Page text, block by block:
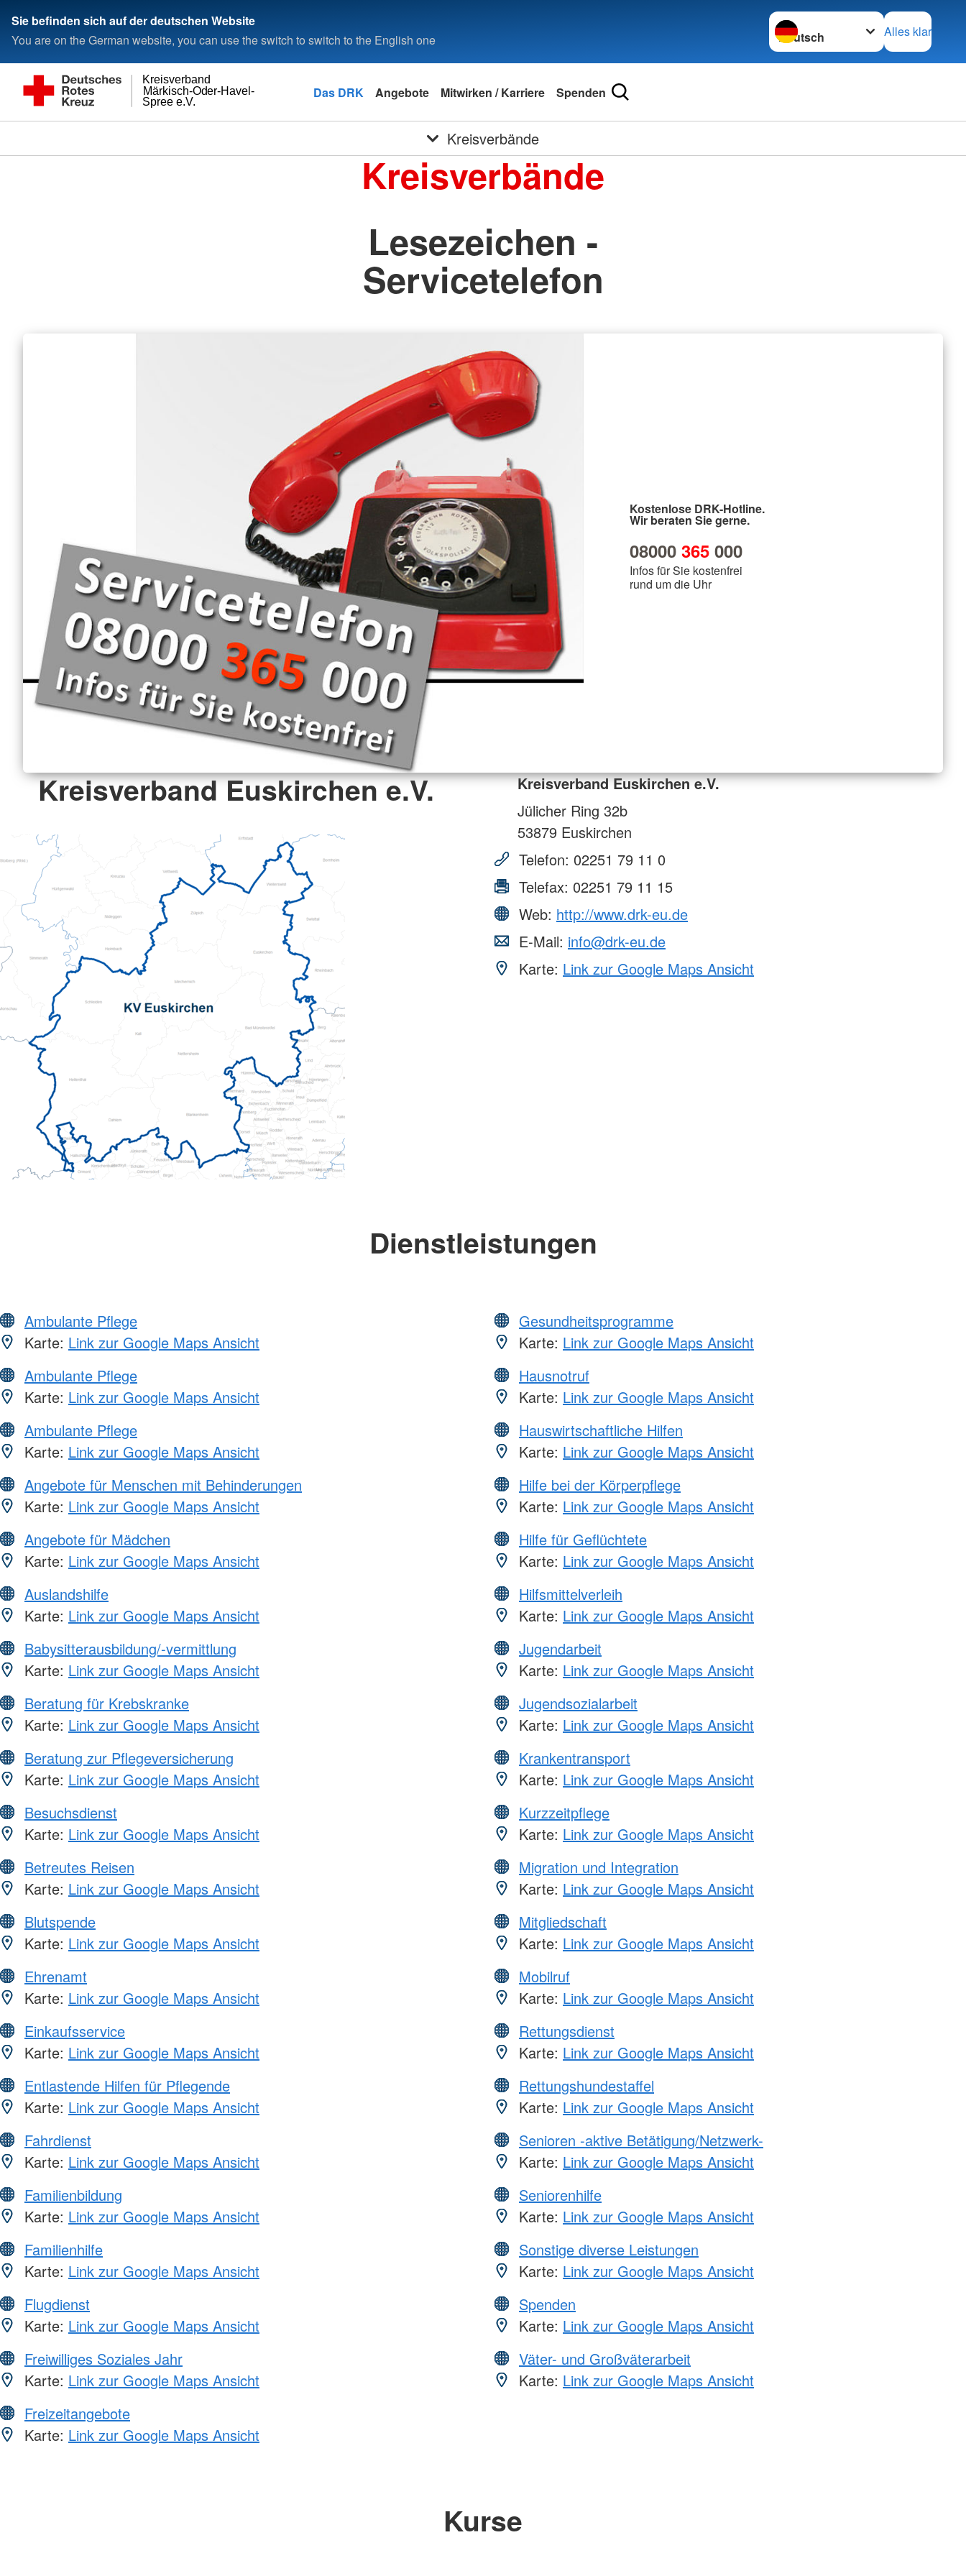
Sie befinden sich auf der deutschen Website
You are on the German website, you can use the switch to switch to the English one
Sprache wechseln zu
Alles klar
Spree e.V.
Märkisch-Oder-Havel-
Kreisverband
Das DRK Angebote Mitwirken / Karriere Spenden
Kreisverbände
Kreisverbände
Lesezeichen -
Servicetelefon
Kostenlose DRK-Hotline.
Wir beraten Sie gerne.
08000 365 000
Infos für Sie kostenfrei
rund um die Uhr
Kreisverband Euskirchen e.V.
Kreisverband Euskirchen e.V.
Jülicher Ring 32b
53879 Euskirchen
Telefon: 02251 79 11 0
Telefax: 02251 79 11 15
Web: http://www.drk-eu.de
E-Mail: info@drk-eu.de
Karte: Link zur Google Maps Ansicht
Dienstleistungen
Ambulante Pflege
Karte: Link zur Google Maps Ansicht
Ambulante Pflege
Karte: Link zur Google Maps Ansicht
Ambulante Pflege
Karte: Link zur Google Maps Ansicht
Angebote für Menschen mit Behinderungen
Karte: Link zur Google Maps Ansicht
Angebote für Mädchen
Karte: Link zur Google Maps Ansicht
Auslandshilfe
Karte: Link zur Google Maps Ansicht
Babysitterausbildung/-vermittlung
Karte: Link zur Google Maps Ansicht
Beratung für Krebskranke
Karte: Link zur Google Maps Ansicht
Beratung zur Pflegeversicherung
Karte: Link zur Google Maps Ansicht
Besuchsdienst
Karte: Link zur Google Maps Ansicht
Betreutes Reisen
Karte: Link zur Google Maps Ansicht
Blutspende
Karte: Link zur Google Maps Ansicht
Ehrenamt
Karte: Link zur Google Maps Ansicht
Einkaufsservice
Karte: Link zur Google Maps Ansicht
Entlastende Hilfen für Pflegende
Karte: Link zur Google Maps Ansicht
Fahrdienst
Karte: Link zur Google Maps Ansicht
Familienbildung
Karte: Link zur Google Maps Ansicht
Familienhilfe
Karte: Link zur Google Maps Ansicht
Flugdienst
Karte: Link zur Google Maps Ansicht
Freiwilliges Soziales Jahr
Karte: Link zur Google Maps Ansicht
Freizeitangebote
Karte: Link zur Google Maps Ansicht
Gesundheitsprogramme
Karte: Link zur Google Maps Ansicht
Hausnotruf
Karte: Link zur Google Maps Ansicht
Hauswirtschaftliche Hilfen
Karte: Link zur Google Maps Ansicht
Hilfe bei der Körperpflege
Karte: Link zur Google Maps Ansicht
Hilfe für Geflüchtete
Karte: Link zur Google Maps Ansicht
Hilfsmittelverleih
Karte: Link zur Google Maps Ansicht
Jugendarbeit
Karte: Link zur Google Maps Ansicht
Jugendsozialarbeit
Karte: Link zur Google Maps Ansicht
Krankentransport
Karte: Link zur Google Maps Ansicht
Kurzzeitpflege
Karte: Link zur Google Maps Ansicht
Migration und Integration
Karte: Link zur Google Maps Ansicht
Mitgliedschaft
Karte: Link zur Google Maps Ansicht
Mobilruf
Karte: Link zur Google Maps Ansicht
Rettungsdienst
Karte: Link zur Google Maps Ansicht
Rettungshundestaffel
Karte: Link zur Google Maps Ansicht
Senioren -aktive Betätigung/Netzwerk-
Karte: Link zur Google Maps Ansicht
Seniorenhilfe
Karte: Link zur Google Maps Ansicht
Sonstige diverse Leistungen
Karte: Link zur Google Maps Ansicht
Spenden
Karte: Link zur Google Maps Ansicht
Väter- und Großväterarbeit
Karte: Link zur Google Maps Ansicht
Kurse